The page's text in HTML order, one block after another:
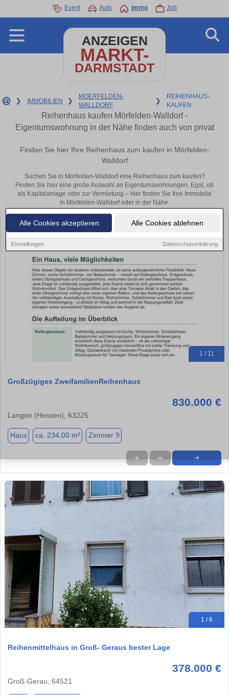
Alle Cookies akzeptieren Alle Cookies ablehnen
Einstellungen Datenschutzerklärung
Event Auto Immo Job
ANZEIGEN
MARKT-
DARMSTADT
❯ IMMOBILIEN ❯
MOERFELDEN-
WALLDORF
❯
REIHENHAUS-
KAUFEN
Reihenhaus kaufen Mörfelden-Walldorf -
Eigentumswohnung in der Nähe finden auch von privat
Finden Sie hier Ihre Reihenhaus zum kaufen in Mörfelden-
Walldorf
Suchen Sie in Mörfelden-Walldorf eine Reihenhaus zum kaufen?
Finden Sie hier eine große Auswahl an Eigentumswohnungen. Egal, ob
als Kapitalanlage oder zur Vermietung – hier finden Sie Ihre Immobilie
in Mörfelden-Walldorf oder in der Nähe.
1 / 11
Großzügiges ZweifamilienReihenhaus
830.000 €
Langen (Hessen), 63225
Haus ca. 234,00 m² Zimmer 9
★ ➦ ➜
1 / 6
Reihenmittelhaus in Groß- Geraus bester Lage
378.000 €
Groß-Gerau, 64521